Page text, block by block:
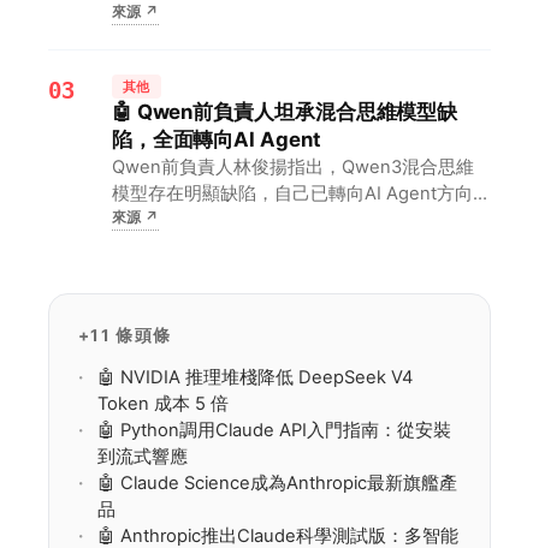
DeepSeek 的 OpenAI 兼容 API 具有價格優
來源↗
03 其他
🤖 Qwen前負責人坦承混合思維模型缺
陷，全面轉向AI Agent
Qwen前負責人林俊揚指出，Qwen3混合思維
模型存在明顯缺陷，自己已轉向AI Agent方向。
對開發者而言，這意味著純模型架構調優的紅利
來源↗
+11 條頭條
🤖 NVIDIA 推理堆棧降低 DeepSeek V4
Token 成本 5 倍
🤖 Python調用Claude API入門指南：從安裝
到流式響應
🤖 Claude Science成為Anthropic最新旗艦產
品
🤖 Anthropic推出Claude科學測試版：多智能